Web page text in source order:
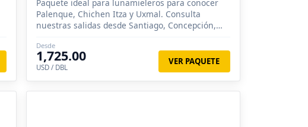
Paquete ideal para lunamieleros para conocer
Palenque, Chichen Itza y Uxmal. Consulta
nuestras salidas desde Santiago, Concepción,
Desde
1,725.00
USD / DBL
VER PAQUETE